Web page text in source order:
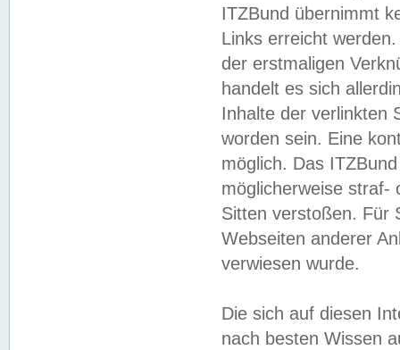
ITZBund übernimmt
Links erreicht
der erstmaligen
handelt es sich
Inhalte der verlinkten
worden sein. Eine
möglich. Das
möglicherweise straf-
Sitten verstoßen. Für
Webseiten anderer
verwiesen wurde.
Die sich auf diesen
nach besten Wissen